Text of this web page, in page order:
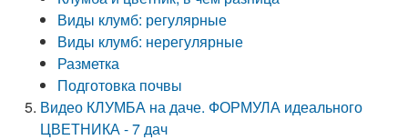
Виды клумб: регулярные
Виды клумб: нерегулярные
Разметка
Подготовка почвы
Видео КЛУМБА на даче. ФОРМУЛА идеального
ЦВЕТНИКА - 7 дач